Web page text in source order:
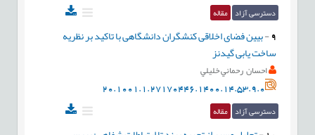
دسترسی آزاد مقاله
9
-بیین فضای اخلاقی کنشگران دانشگاهی با تاکید بر نظریه
ساخت یابی گیدنز
احسان رحماني خليلي
20.1001.1.27170446.1400.14.53.9.0
دسترسی آزاد مقاله